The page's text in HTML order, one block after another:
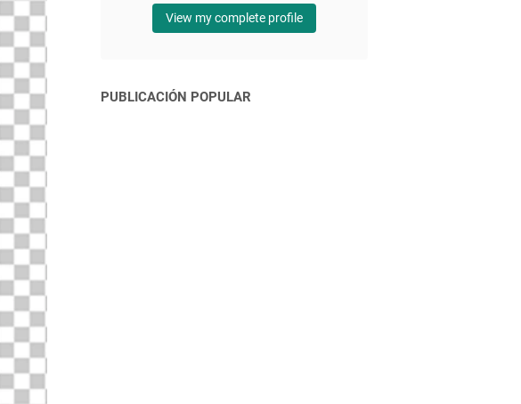
View my complete profile
PUBLICACIÓN POPULAR